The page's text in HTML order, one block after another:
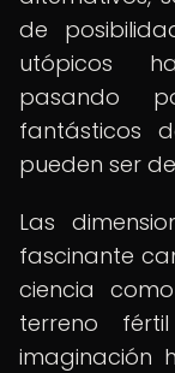
de
utópicos
pasando
fantásticos
pueden ser
Las
fascinante
ciencia
terreno
imaginación